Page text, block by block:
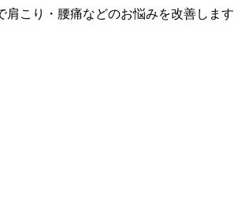
こり・腰痛などのお悩みを改善します